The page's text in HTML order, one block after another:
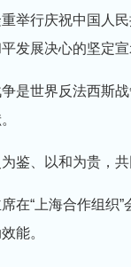
举行庆祝中国人
发展决心的坚定宣
是世界反法西斯
鉴、以和为贵，
在“上海合作组织
能。